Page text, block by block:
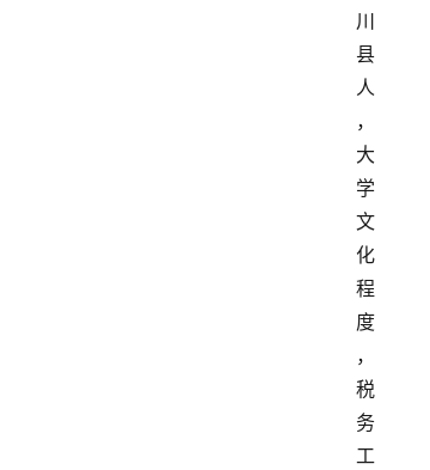
川
县
人
，
大
学
文
化
程
度
，
税
务
工